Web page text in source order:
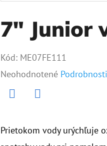
7" Junior
Kód: ME07FE111
Priemerné
hodnotenie
Neohodnotené
Prietokom vody urýchľuje